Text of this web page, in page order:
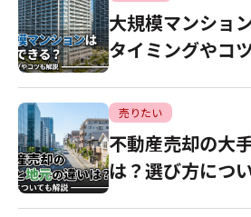
大規模マンショ
タイミングやコ
売りたい
不動産売却の大
は？選び方につ